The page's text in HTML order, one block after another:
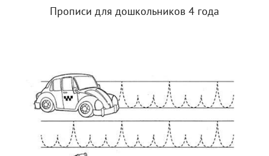
Прописи для дошкольников 4 года